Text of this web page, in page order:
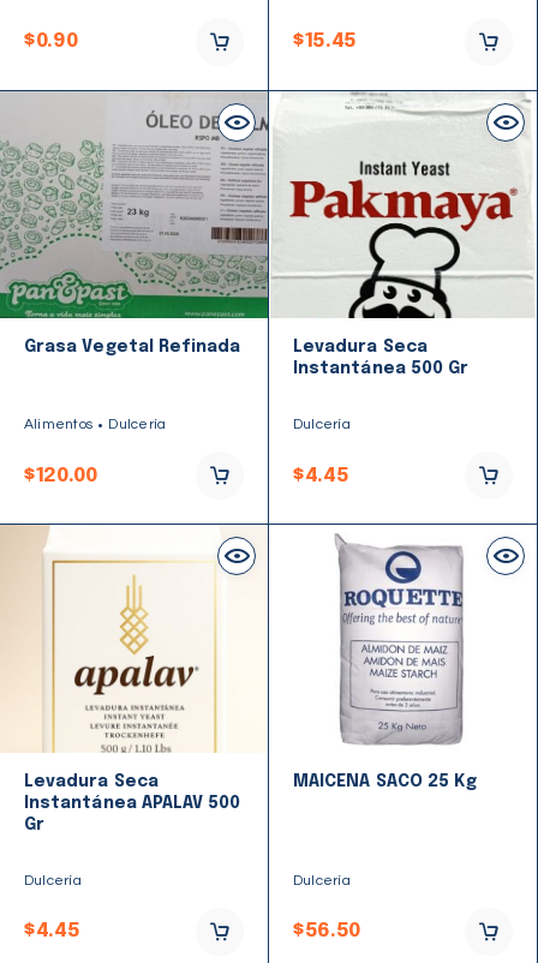
$0.90 $15.45
Grasa Vegetal Refinada
Alimentos Dulcería
$120.00
Levadura Seca
Instantánea 500 Gr
Dulcería
$4.45
Levadura Seca
Instantánea APALAV 500
Gr
Dulcería
$4.45
MAICENA SACO 25 Kg
Dulcería
$56.50